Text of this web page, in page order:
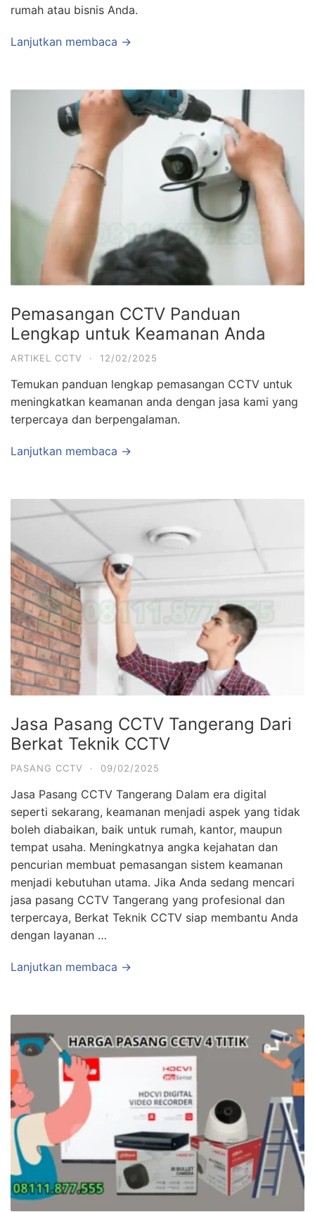
rumah atau bisnis Anda.
Lanjutkan membaca →
Pemasangan CCTV Panduan
Lengkap untuk Keamanan Anda
ARTIKEL CCTV · 12/02/2025
Temukan panduan lengkap pemasangan CCTV untuk
meningkatkan keamanan anda dengan jasa kami yang
terpercaya dan berpengalaman.
Lanjutkan membaca →
Jasa Pasang CCTV Tangerang Dari
Berkat Teknik CCTV
PASANG CCTV · 09/02/2025
Jasa Pasang CCTV Tangerang Dalam era digital
seperti sekarang, keamanan menjadi aspek yang tidak
boleh diabaikan, baik untuk rumah, kantor, maupun
tempat usaha. Meningkatnya angka kejahatan dan
pencurian membuat pemasangan sistem keamanan
menjadi kebutuhan utama. Jika Anda sedang mencari
jasa pasang CCTV Tangerang yang profesional dan
terpercaya, Berkat Teknik CCTV siap membantu Anda
dengan layanan …
Lanjutkan membaca →